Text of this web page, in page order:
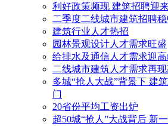
利好政策频现 建筑招聘迎
二季度二线城市建筑招聘
建筑行业人才热招
园林景观设计人才需求旺盛
给排水及通信人才需求迎高
二线城市建筑人才需求再
多城“抢人大战”背景下 建
门
20省份平均工资出炉
超50城“抢人”大战背后 新